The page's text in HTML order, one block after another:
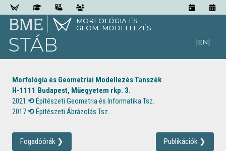
MORFOLÓGIA ÉS
GEOM. MODELLEZÉS
|EN|
STÁB
Morfológia és Geometriai Modellezés Tanszék
H-1111 Budapest, Műegyetem rkp. 3.
2021.⟲Építészeti Geometria és Informatika Tsz.
2017.⟲Építészeti Ábrázolás Tsz.
Publikációk ❯
Fogadóórák ❯